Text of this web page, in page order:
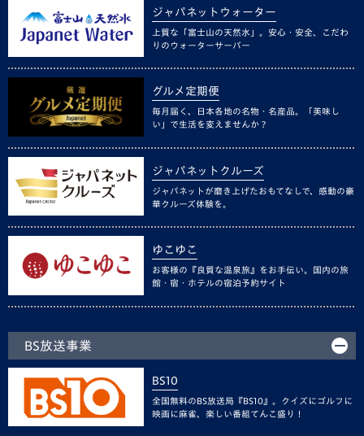
ジャパネットウォーター
上質な「富士山の天然水」。安心・安全、こだわ
りのウォーターサーバー
グルメ定期便
毎月届く、日本各地の名物・名産品。「美味し
い」で生活を変えませんか？
ジャパネットクルーズ
ジャパネットが磨き上げたおもてなしで、感動の豪
華クルーズ体験を。
ゆこゆこ
お客様の『良質な温泉旅』をお手伝い。国内の旅
館・宿・ホテルの宿泊予約サイト
BS放送事業
BS10
全国無料のBS放送局『BS10』。クイズにゴルフに
映画に麻雀、楽しい番組てんこ盛り！